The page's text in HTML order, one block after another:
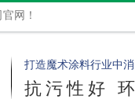
网！
打造魔术涂料行业中
抗污性好